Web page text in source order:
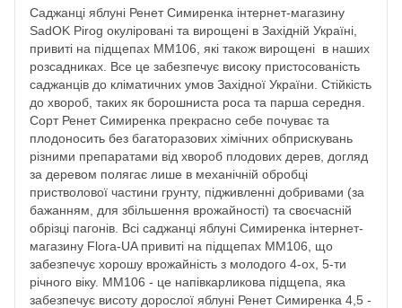
Саджанці яблуні Ренет Симиренка інтернет-магазину
SadOK Pirog окуліровані та вирощені в Західній Україні,
привиті на підщепах ММ106, які також вирощені в наших
розсадниках. Все це забезпечує високу пристосованість
саджанців до кліматичних умов Західної України. Стійкість
до хвороб, таких як борошниста роса та парша середня.
Сорт Ренет Симиренка прекрасно себе почуває та
плодоносить без багаторазових хімічних обприскувань
різними препаратами від хвороб плодових дерев, догляд
за деревом полягає лише в механічній обробці
пристволової частини грунту, підживленні добривами (за
бажанням, для збільшення врожайності) та своєчасній
обрізці пагонів. Всі саджанці яблуні Симиренка інтернет-
магазину Flora-UA привиті на підщепах ММ106, що
забезпечує хорошу врожайність з молодого 4-ох, 5-ти
річного віку. ММ106 - це напівкарликова підщепа, яка
забезпечує висоту дорослої яблуні Ренет Симиренка 4,5 -